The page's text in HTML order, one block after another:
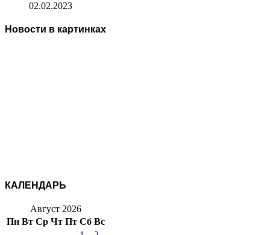
02.02.2023
Новости в картинках
КАЛЕНДАРЬ
Август 2026
Пн Вт Ср Чт Пт Сб Вс